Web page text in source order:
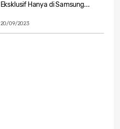
Eksklusif Hanya di Samsung...
20/09/2023